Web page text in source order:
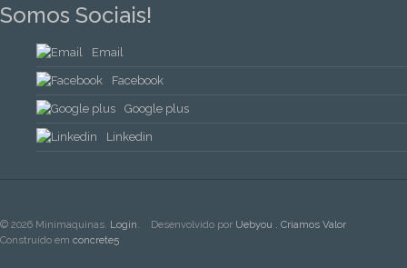
Somos Sociais!
Email
Facebook
Google plus
Linkedin
© 2026 Minimaquinas. Login. Desenvolvido por Uebyou . Criamos Valor
Construído em concrete5